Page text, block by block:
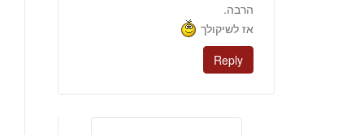
הרבה.
אז לשיקולך
Reply